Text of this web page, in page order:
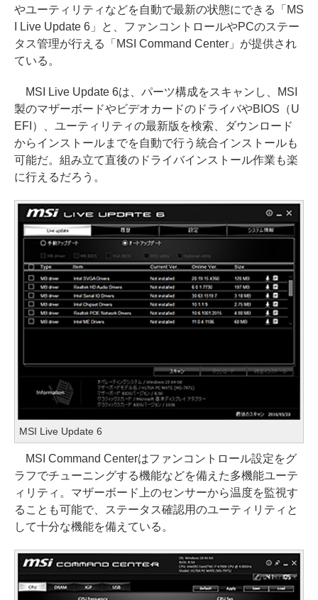
やユーティリティなどを自動で最新の状態にできる「MS
I Live Update 6」と、ファンコントロールやPCのステー
タス管理が行える「MSI Command Center」が提供され
ている。
MSI Live Update 6は、パーツ構成をスキャンし、MSI
製のマザーボードやビデオカードのドライバやBIOS（U
EFI）、ユーティリティの最新版を検索、ダウンロード
からインストールまでを自動で行う統合インストールも
可能だ。組み立て直後のドライバインストール作業も楽
に行えるだろう。
MSI Live Update 6
MSI Command Centerはファンコントロール設定をグ
ラフでチューニングする機能などを備えた多機能ユーテ
ィリティ。マザーボード上のセンサーから温度を監視す
ることも可能で、ステータス確認用のユーティリティと
して十分な機能を備えている。